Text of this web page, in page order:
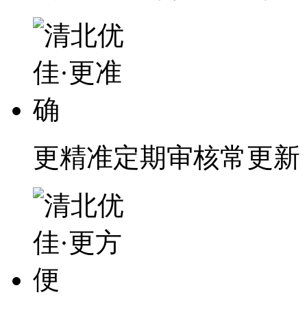
更精准定期审核常更新